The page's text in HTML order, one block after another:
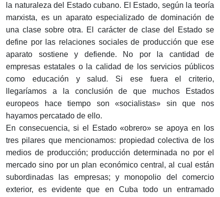
la naturaleza del Estado cubano. El Estado, según la teoría
marxista, es un aparato especializado de dominación de
una clase sobre otra. El carácter de clase del Estado se
define por las relaciones sociales de producción que ese
aparato sostiene y defiende. No por la cantidad de
empresas estatales o la calidad de los servicios públicos
como educación y salud. Si ese fuera el criterio,
llegaríamos a la conclusión de que muchos Estados
europeos hace tiempo son «socialistas» sin que nos
hayamos percatado de ello.
En consecuencia, si el Estado «obrero» se apoya en los
tres pilares que mencionamos: propiedad colectiva de los
medios de producción; producción determinada no por el
mercado sino por un plan económico central, al cual están
subordinadas las empresas; y monopolio del comercio
exterior, es evidente que en Cuba todo un entramado